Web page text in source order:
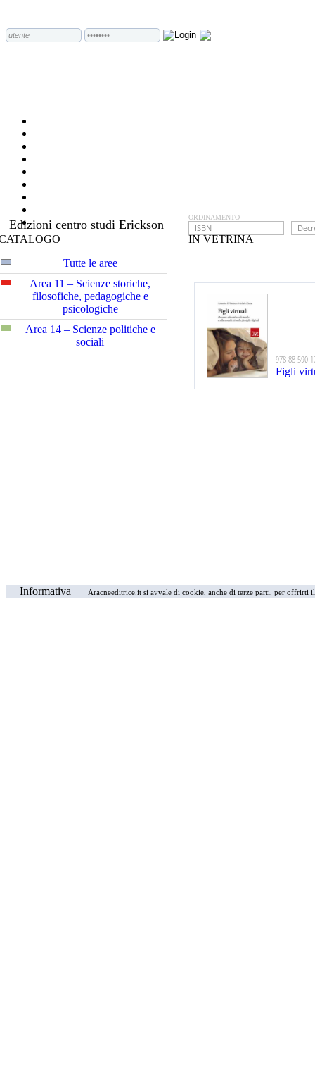
Edizioni centro studi Erickson
Tutte le aree
Area 11 – Scienze storiche,
filosofiche, pedagogiche e
psicologiche
Area 14 – Scienze politiche e
sociali
IN VETRINA
ORDINAMENTO
978-88-590-
Figli
Informativa Aracneeditrice.it si avvale di cookie, anche di terze parti, per